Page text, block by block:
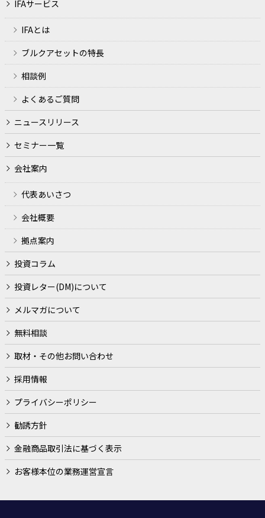
利用目的
ファイナンシャルプランナー業務、金融商品仲介業、生損
保代理店業務の遂行のため
各種セミナーの開催、金融商品の勧誘やサービス申込の受
付のため
犯罪による収益の移転防止に関する法律に基づくご本人さ
まの確認等や、金融サービスをご利用いただく資格等の確
認のため
取引や取引等における期日管理等、継続的なお取引におけ
適合性の原則等に照らした判断等、金融商品やサービスの
提供にかかる妥当性の判断のため
他の事業者等から個人情報の処理の全部または一部につい
て委託された場合等において、委託された当該業務を適切
に遂行するため
契約（当社とお客様との間の契約及び当社の業務に直接的
または間接的に関連する契約をいいます。）や法律等に基
づく権利の行使や義務の履行のため
市場調査、ならびにデータ分析やアンケートの実施等によ
る金融商品やサービスの研究や開発のため
ダイレクトメールの発送等、金融商品やサービスに関する
各種ご提案のため
提携会社等の商品やサービスの各種ご提案のため
各種お取引の解約やお取引解約後の事後管理のため
その他、当社がご提供する金融商品やサービスを適切かつ
円滑に履行するため
ービスの案内を行うため
IFAサービス
IFAとは
ブルクアセットの特長
相談例
よくあるご質問
ニュースリリース
セミナー一覧
会社案内
代表あいさつ
会社概要
拠点案内
投資コラム
投資レター(DM)について
メルマガについて
無料相談
取材・その他お問い合わせ
採用情報
プライバシーポリシー
勧誘方針
金融商品取引法に基づく表示
お客様本位の業務運営宣言